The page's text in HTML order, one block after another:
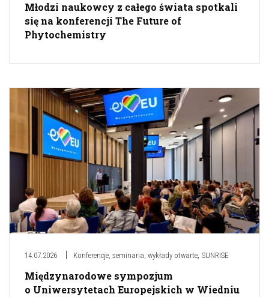
Młodzi naukowcy z całego świata spotkali
się na konferencji The Future of
Phytochemistry
14.07.2026 Konferencje, seminaria, wykłady otwarte, SUNRISE
Międzynarodowe sympozjum
o Uniwersytetach Europejskich w Wiedniu